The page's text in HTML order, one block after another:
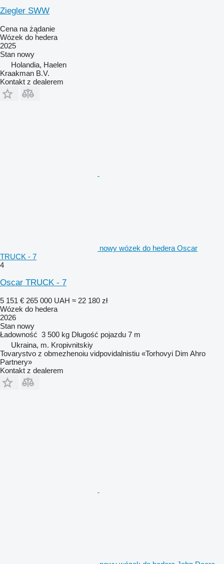
Ziegler SWW
Cena na żądanie
Wózek do hedera
2025
Stan nowy
Holandia, Haelen
Kraakman B.V.
Kontakt z dealerem
nowy wózek do hedera Oscar
TRUCK - 7
4
Oscar TRUCK - 7
5 151 € 265 000 UAH ≈ 22 180 zł
Wózek do hedera
2026
Stan nowy
Ładowność 3 500 kg Długość pojazdu 7 m
Ukraina, m. Kropivnitskiy
Tovarystvo z obmezhenoiu vidpovidalnistiu «Torhovyi Dim Ahro
Partnery»
Kontakt z dealerem